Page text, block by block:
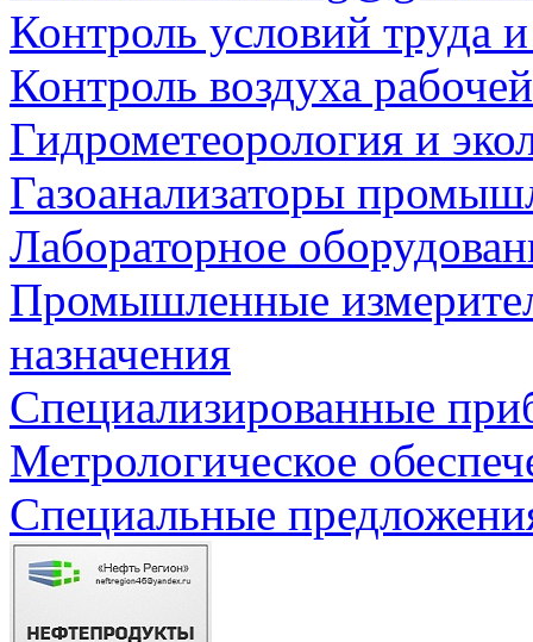
Контроль условий труда
Контроль воздуха
Гидрометеорология и
Газоанализаторы
Лабораторное
Промышленные
назначения
Специализированные
Метрологическое
Специальные